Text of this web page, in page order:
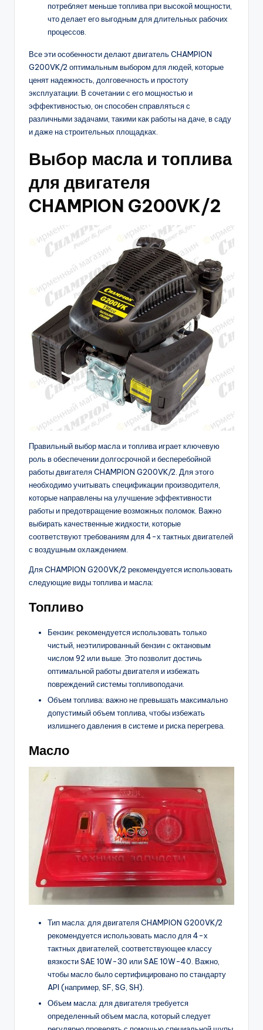
потребляет меньше топлива при высокой мощности,
что делает его выгодным для длительных рабочих
процессов.
Все эти особенности делают двигатель CHAMPION
G200VK/2 оптимальным выбором для людей, которые
ценят надежность, долговечность и простоту
эксплуатации. В сочетании с его мощностью и
эффективностью, он способен справляться с
различными задачами, такими как работы на даче, в саду
и даже на строительных площадках.
Выбор масла и топлива
для двигателя
CHAMPION G200VK/2
Правильный выбор масла и топлива играет ключевую
роль в обеспечении долгосрочной и бесперебойной
работы двигателя CHAMPION G200VK/2. Для этого
необходимо учитывать спецификации производителя,
которые направлены на улучшение эффективности
работы и предотвращение возможных поломок. Важно
выбирать качественные жидкости, которые
соответствуют требованиям для 4-х тактных двигателей
с воздушным охлаждением.
Для CHAMPION G200VK/2 рекомендуется использовать
следующие виды топлива и масла:
Топливо
Бензин: рекомендуется использовать только
чистый, неэтилированный бензин с октановым
числом 92 или выше. Это позволит достичь
оптимальной работы двигателя и избежать
повреждений системы топливоподачи.
Объем топлива: важно не превышать максимально
допустимый объем топлива, чтобы избежать
излишнего давления в системе и риска перегрева.
Масло
Тип масла: для двигателя CHAMPION G200VK/2
рекомендуется использовать масло для 4-х
тактных двигателей, соответствующее классу
вязкости SAE 10W-30 или SAE 10W-40. Важно,
чтобы масло было сертифицировано по стандарту
API (например, SF, SG, SH).
Объем масла: для двигателя требуется
определенный объем масла, который следует